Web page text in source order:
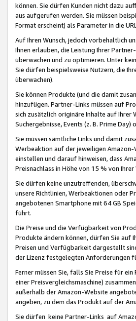
können. Sie dürfen Kunden nicht dazu
aus aufgerufen werden. Sie müssen
Format erscheint) als Parameter in die
Auf Ihren Wunsch, jedoch vorbehaltlich
Ihnen erlauben, die Leistung Ihrer
überwachen und zu optimieren. Unter
Sie dürfen beispielsweise Nutzern, die
überwachen).
Sie können Produkte (und die damit
hinzufügen. Partner-Links müssen auf
sich zusätzlich originäre Inhalte auf Ihrer
Suchergebnisse, Events (z. B. Prime
Sie müssen sämtliche Links und damit
Werbeaktion auf der jeweiligen Amazon-
einstellen und darauf hinweisen, dass
Preisnachlass in Höhe von 15 % von
Sie dürfen keine unzutreffenden,
unsere Richtlinien, Werbeaktionen oder
angebotenen Smartphone mit 64 GB
führt.
Die Preise und die Verfügbarkeit von
Produkte ändern können, dürfen Sie auf
Preisen und Verfügbarkeit dargestellt
der Lizenz festgelegten Anforderungen
Ferner müssen Sie, falls Sie Preise für
einer Preisvergleichsmaschine)
außerhalb der Amazon-Website
angeben, zu dem das Produkt auf der
Sie dürfen keine Partner-Links auf